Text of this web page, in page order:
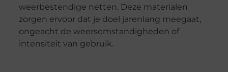
weerbestendige netten. Deze materialen
zorgen ervoor dat je doel jarenlang meegaat,
ongeacht de weersomstandigheden of
intensiteit van gebruik.